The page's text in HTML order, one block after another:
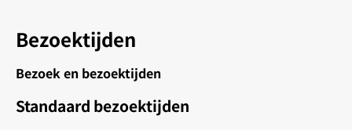
Bezoektijden
Bezoek en bezoektijden
Standaard bezoektijden